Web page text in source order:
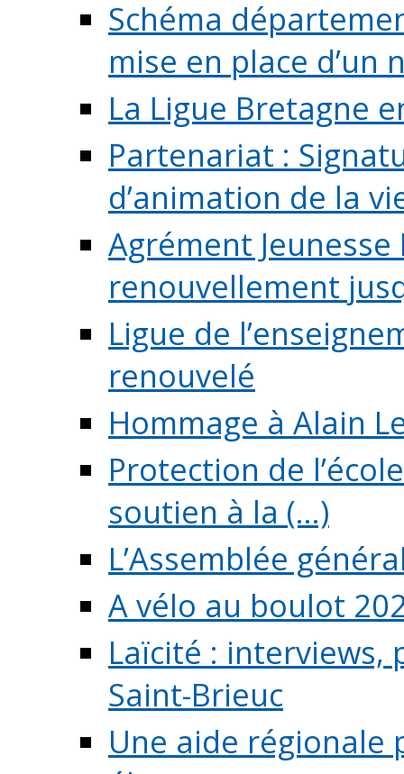
Schéma
mise en place d’un
La Ligue Bretagne
Partenariat :
d’animation de la
Agrément
renouvellement
Ligue de
renouvelé
Hommage à Alain
Protection de
soutien à la (...)
L’Assemblée
A vélo au boulot
Laïcité :
Saint-Brieuc
Une aide régionale